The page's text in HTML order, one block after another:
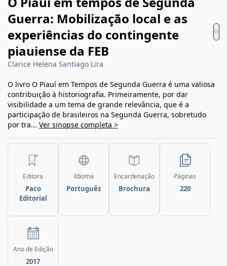
Guerra: Mobilização local e as
experiências do contingente
piauiense da FEB
Clarice Helena Santiago Lira
O livro O Piauí em Tempos de Segunda Guerra é uma valiosa
contribuição à historiografia. Primeiramente, por dar
visibilidade a um tema de grande relevância, que é a
participação de brasileiros na Segunda Guerra, sobretudo
por tra... Ver sinopse completa >
Editora
Paco
Editorial
Idioma
Português
Encardenação
Brochura
Páginas
220
Ano de Edição
2017